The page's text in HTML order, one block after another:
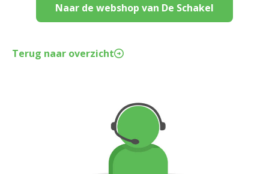
Naar de webshop van De Schakel
Terug naar overzicht